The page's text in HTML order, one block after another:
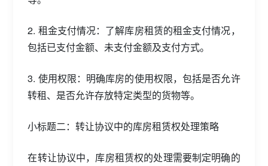
2. 租金支付情况：了解库房租赁的租金支付情况，
包括已支付金额、未支付金额及支付方式。
3. 使用权限：明确库房的使用权限，包括是否允许
转租、是否允许存放特定类型的货物等。
小标题二：转让协议中的库房租赁权处理策略
在转让协议中，库房租赁权的处理需要制定明确的